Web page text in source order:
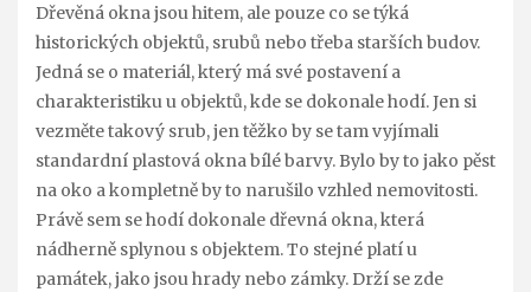
Dřevěná okna jsou hitem, ale pouze co se týká
historických objektů, srubů nebo třeba starších budov.
Jedná se o materiál, který má své postavení a
charakteristiku u objektů, kde se dokonale hodí. Jen si
vezměte takový srub, jen těžko by se tam vyjímali
standardní plastová okna bílé barvy. Bylo by to jako pěst
na oko a kompletně by to narušilo vzhled nemovitosti.
Právě sem se hodí dokonale dřevná okna, která
nádherně splynou s objektem. To stejné platí u
památek, jako jsou hrady nebo zámky. Drží se zde